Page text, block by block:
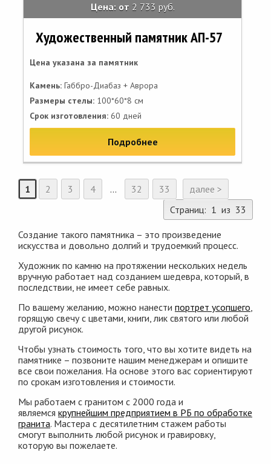
Цена: от 2 733 руб.
Художественный памятник АП-57
Цена указана за памятник
Камень: Габбро-Диабаз + Аврора
Размеры стелы: 100*60*8 см
Срок изготовления: 60 дней
Подробнее
1 2 3 4 ... 32 33
далее >
Страниц: 1 из 33
Создание такого памятника – это произведение
искусства и довольно долгий и трудоемкий процесс.
Художник по камню на протяжении нескольких недель
вручную работает над созданием шедевра, который, в
последствии, не имеет себе равных.
По вашему желанию, можно нанести портрет усопшего,
горящую свечу с цветами, книги, лик святого или любой
другой рисунок.
Чтобы узнать стоимость того, что вы хотите видеть на
памятнике – позвоните нашим менеджерам и опишите
все свои пожелания. На основе этого вас сориентируют
по срокам изготовления и стоимости.
Мы работаем с гранитом с 2000 года и
являемся крупнейшим предприятием в РБ по обработке
гранита. Мастера с десятилетним стажем работы
смогут выполнить любой рисунок и гравировку,
которую вы пожелаете.